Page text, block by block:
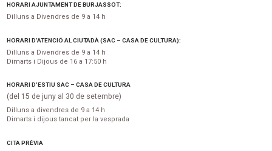
HORARI AJUNTAMENT DE BURJASSOT:
Dilluns a Divendres de 9 a 14 h
HORARI D’ATENCIÓ AL CIUTADÀ (SAC – CASA DE CULTURA):
Dilluns a Divendres de 9 a 14 h
Dimarts i Dijous de 16 a 17:50 h
HORARI D’ESTIU SAC – CASA DE CULTURA
(del 15 de juny al 30 de setembre)
Dilluns a divendres de 9 a 14 h
Dimarts i dijous tancat per la vesprada
CITA PRÈVIA